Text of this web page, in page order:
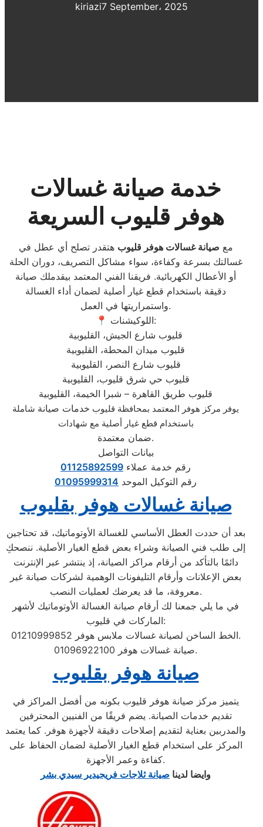
kiriazi7 September، 2025
خدمة صيانة غسالات
هوفر قليوب السريعة
مع صيانة غسالات هوفر قليوب هتقدر تصلح أي عطل في
غسالتك بسرعة وكفاءة، سواء مشاكل التصريف، دوران الحلة
أو الأعطال الكهربائية. فريقنا الفني المعتمد بيقدملك صيانة
دقيقة باستخدام قطع غيار أصلية لضمان أداء الغسالة
واستمراريتها في العمل.
📍 اللوكيشنات:
قليوب شارع الجيش، القليوبية
قليوب ميدان المحطة، القليوبية
قليوب شارع النصر، القليوبية
قليوب حي شرق قليوب، القليوبية
قليوب طريق القاهرة – شبرا الخيمة، القليوبية
يوفر مركز هوفر المعتمد بمحافظة قليوب خدمات صيانة شاملة
باستخدام قطع غيار أصلية مع شهادات
ضمان معتمدة.
بيانات التواصل
رقم خدمة عملاء 01125892599
رقم التوكيل الموحد 01095999314
صيانة غسالات هوفر بقليوب
بعد أن حددت العطل الأساسي للغسالة الأوتوماتيك، قد تحتاجين
إلى طلب فني الصيانة وشراء بعض قطع الغيار الأصلية. ننصحكِ
دائمًا بالتأكد من أرقام مراكز الصيانة، إذ ينتشر عبر الإنترنت
بعض الإعلانات وأرقام التليفونات الوهمية لشركات صيانة غير
معروفة، ما قد يعرضك لعمليات النصب.
في ما يلي جمعنا لك أرقام صيانة الغسالة الأوتوماتيك لأشهر
الماركات في قليوب:
الخط الساخن لصيانة غسالات ملابس هوفر 01210999852.
صيانة غسالات هوفر 01096922100.
صيانة هوفر بقليوب
يتميز مركز صيانة هوفر قليوب بكونه من أفضل المراكز في
تقديم خدمات الصيانة. يضم فريقًا من الفنيين المحترفين
والمدربين بعناية لتقديم إصلاحات دقيقة لأجهزة هوفر. كما يعتمد
المركز على استخدام قطع الغيار الأصلية لضمان الحفاظ على
كفاءة وعمر الأجهزة.
وايضا لدينا صيانة ثلاجات فريجيدير سيدي بشر